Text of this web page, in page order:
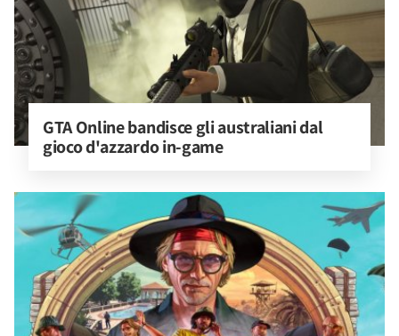
GTA Online bandisce gli australiani dal
gioco d'azzardo in-game